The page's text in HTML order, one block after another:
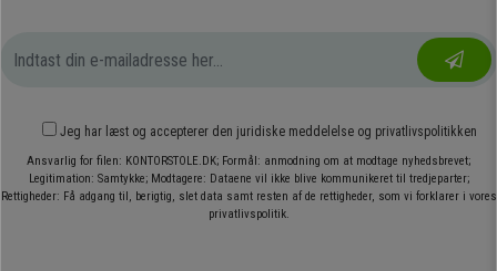
Jeg har læst og accepterer den juridiske meddelelse og privatlivspolitikken
Ansvarlig for filen: KONTORSTOLE.DK; Formål: anmodning om at modtage nyhedsbrevet;
Legitimation: Samtykke; Modtagere: Dataene vil ikke blive kommunikeret til tredjeparter;
Rettigheder: Få adgang til, berigtig, slet data samt resten af de rettigheder, som vi forklarer i vores
privatlivspolitik.